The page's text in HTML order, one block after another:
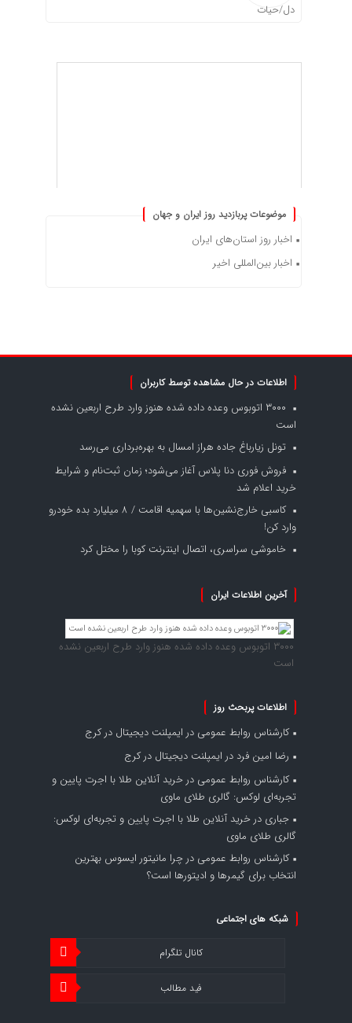
موضوعات پربازدید روز ایران و جهان
اخبار روز استان‌های ایران
اخبار بین‌المللی اخیر
اطلاعات در حال مشاهده توسط کاربران
۳۰۰۰ اتوبوس وعده داده شده هنوز وارد طرح اربعین نشده
است
تونل زیارباغ جاده هراز امسال به بهره‌برداری می‌رسد
فروش فوری دنا پلاس آغاز می‌شود؛ زمان ثبت‌نام و شرایط
خرید اعلام شد
کاسبی خارج‌نشین‌ها با سهمیه اقامت / ۸ میلیارد بده خودرو
وارد کن!
خاموشی سراسری، اتصال اینترنت کوبا را مختل کرد
آخرین اطلاعات ایران
۳۰۰۰ اتوبوس وعده داده شده هنوز وارد طرح اربعین نشده
است
اطلاعات پربحث روز
کارشناس روابط عمومی در ایمپلنت دیجیتال در کرج
رضا امین فرد در ایمپلنت دیجیتال در کرج
کارشناس روابط عمومی در خرید آنلاین طلا با اجرت پایین و
تجربه‌ای لوکس: گالری طلای ماوی
جباری در خرید آنلاین طلا با اجرت پایین و تجربه‌ای لوکس:
گالری طلای ماوی
کارشناس روابط عمومی در چرا مانیتور ایسوس بهترین
انتخاب برای گیمرها و ادیتورها است؟
شبکه های اجتماعی
کانال تلگرام
فید مطالب